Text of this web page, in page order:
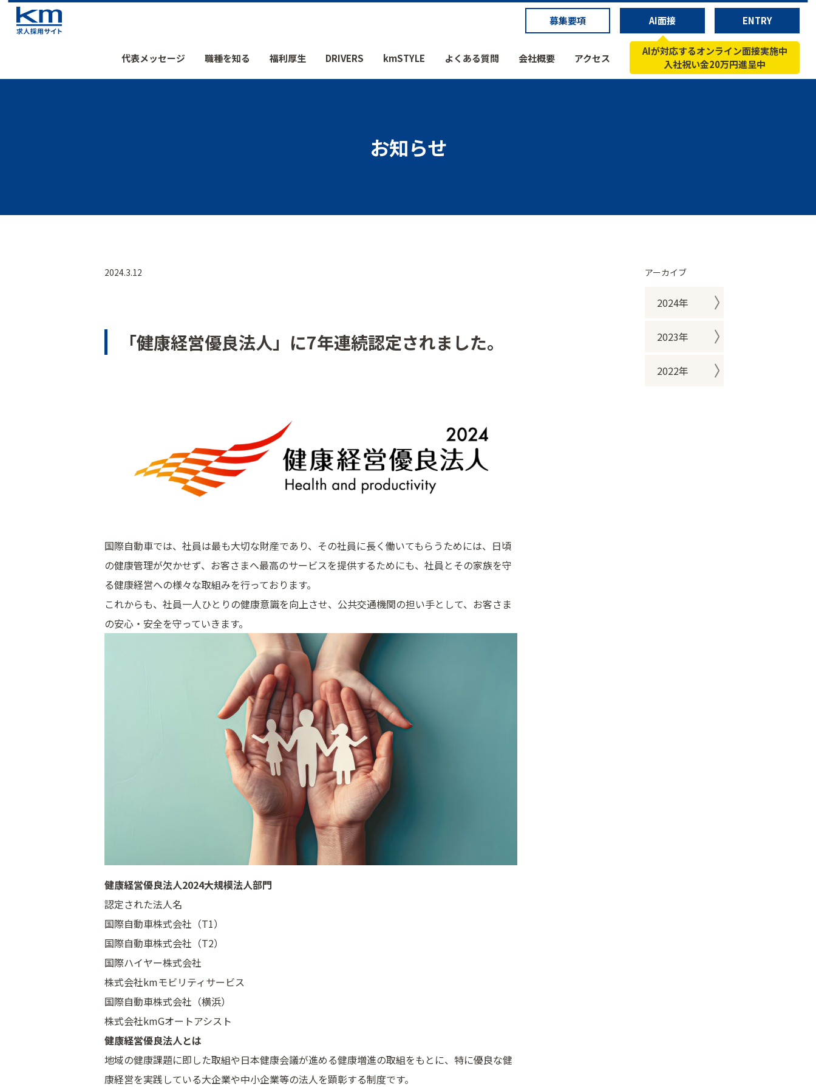
募集要項 AI面接 ENTRY
AIが対応するオンライン面接実施中
入社祝い金20万円進呈中
代表メッセージ 職種を知る 福利厚生 DRIVERS kmSTYLE よくある質問 会社概要 アクセス
お知らせ
2024.3.12
「健康経営優良法人」に7年連続認定されました。
国際自動車では、社員は最も大切な財産であり、その社員に長く働いてもらうためには、日頃
の健康管理が欠かせず、お客さまへ最高のサービスを提供するためにも、社員とその家族を守
る健康経営への様々な取組みを行っております。
これからも、社員一人ひとりの健康意識を向上させ、公共交通機関の担い手として、お客さま
の安心・安全を守っていきます。
健康経営優良法人2024大規模法人部門
認定された法人名
国際自動車株式会社（T1）
国際自動車株式会社（T2）
国際ハイヤー株式会社
株式会社kmモビリティサービス
国際自動車株式会社（横浜）
株式会社kmGオートアシスト
健康経営優良法人とは
地域の健康課題に即した取組や日本健康会議が進める健康増進の取組をもとに、特に優良な健
康経営を実践している大企業や中小企業等の法人を顕彰する制度です。
アーカイブ
2024年
2023年
2022年